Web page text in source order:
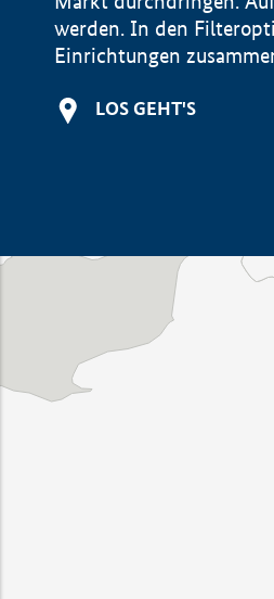
werden. In den
Einrichtungen
LOS GEHT'S